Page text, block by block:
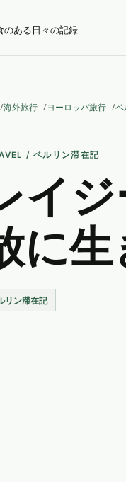
のある日々の記録
海外旅行 ヨーロッパ旅行 ベ
/ ベルリン滞在記
イ
に生
リン滞在記